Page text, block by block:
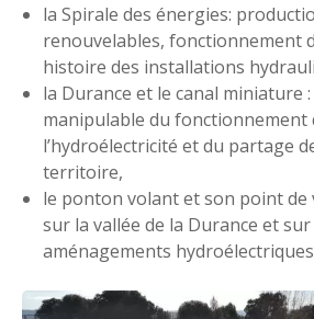
la Spirale des énergies:
renouvelables, fonctionnement
histoire des installations
la Durance et le canal miniature
manipulable du fonctionnement
l’hydroélectricité et du partage
territoire,
le ponton volant et son point de
sur la vallée de la Durance et sur
aménagements